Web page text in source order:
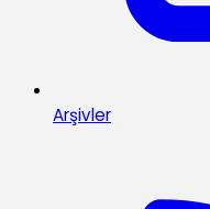
Arşivler